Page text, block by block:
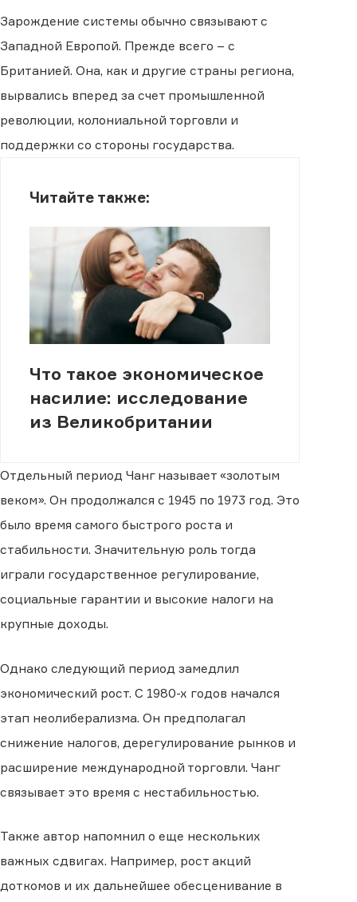
Зарождение системы обычно связывают с
Западной Европой. Прежде всего – с
Британией. Она, как и другие страны региона,
вырвались вперед за счет промышленной
революции, колониальной торговли и
поддержки со стороны государства.
Читайте также:
Что такое экономическое
насилие: исследование
из Великобритании
Отдельный период Чанг называет «золотым
веком». Он продолжался с 1945 по 1973 год. Это
было время самого быстрого роста и
стабильности. Значительную роль тогда
играли государственное регулирование,
социальные гарантии и высокие налоги на
крупные доходы.
Однако следующий период замедлил
экономический рост. С 1980-х годов начался
этап неолиберализма. Он предполагал
снижение налогов, дерегулирование рынков и
расширение международной торговли. Чанг
связывает это время с нестабильностью.
Также автор напомнил о еще нескольких
важных сдвигах. Например, рост акций
доткомов и их дальнейшее обесценивание в